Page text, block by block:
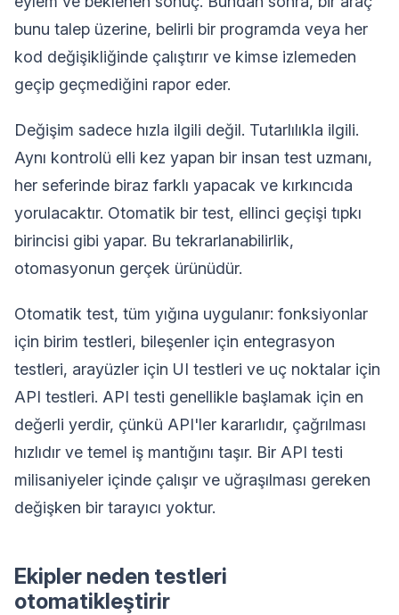
bunu talep üzerine, belirli bir programda veya her
kod değişikliğinde çalıştırır ve kimse izlemeden
geçip geçmediğini rapor eder.
Değişim sadece hızla ilgili değil. Tutarlılıkla ilgili.
Aynı kontrolü elli kez yapan bir insan test uzmanı,
her seferinde biraz farklı yapacak ve kırkıncıda
yorulacaktır. Otomatik bir test, ellinci geçişi tıpkı
birincisi gibi yapar. Bu tekrarlanabilirlik,
otomasyonun gerçek ürünüdür.
Otomatik test, tüm yığına uygulanır: fonksiyonlar
için birim testleri, bileşenler için entegrasyon
testleri, arayüzler için UI testleri ve uç noktalar için
API testleri. API testi genellikle başlamak için en
değerli yerdir, çünkü API'ler kararlıdır, çağrılması
hızlıdır ve temel iş mantığını taşır. Bir API testi
milisaniyeler içinde çalışır ve uğraşılması gereken
değişken bir tarayıcı yoktur.
Ekipler neden testleri
otomatikleştirir